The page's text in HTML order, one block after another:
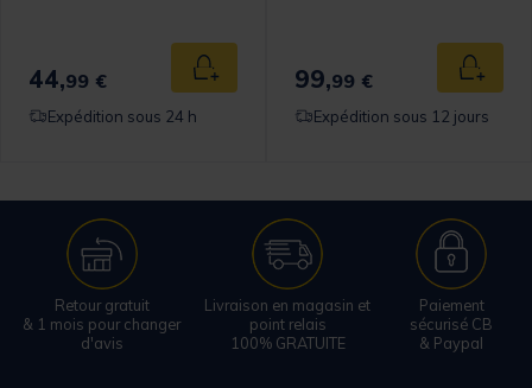
panier
44,99 € Ajouter au panier
Expédition sous 24 h
99,99 €
Expédition sous 12 jours
Retour gratuit
& 1 mois pour changer
d'avis
Livraison en magasin et
point relais
100% GRATUITE
Paiement
sécurisé CB
& Paypal